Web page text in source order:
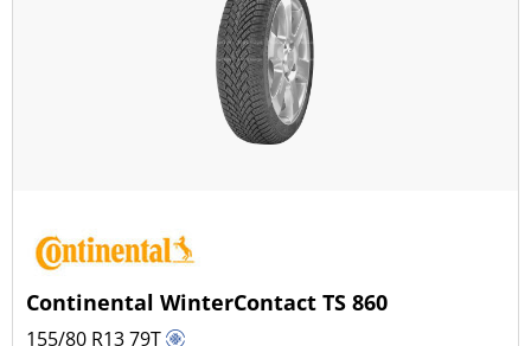
Continental WinterContact TS 860
155/80 R1379T